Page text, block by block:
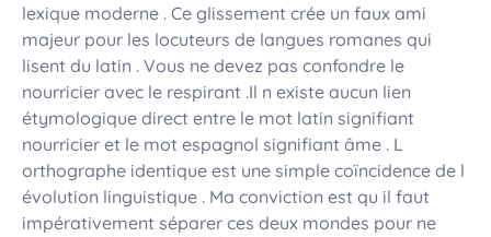
lexique moderne . Ce glissement crée un faux ami
majeur pour les locuteurs de langues romanes qui
lisent du latin . Vous ne devez pas confondre le
nourricier avec le respirant .Il n existe aucun lien
étymologique direct entre le mot latin signifiant
nourricier et le mot espagnol signifiant âme . L
orthographe identique est une simple coïncidence de l
évolution linguistique . Ma conviction est qu il faut
impérativement séparer ces deux mondes pour ne